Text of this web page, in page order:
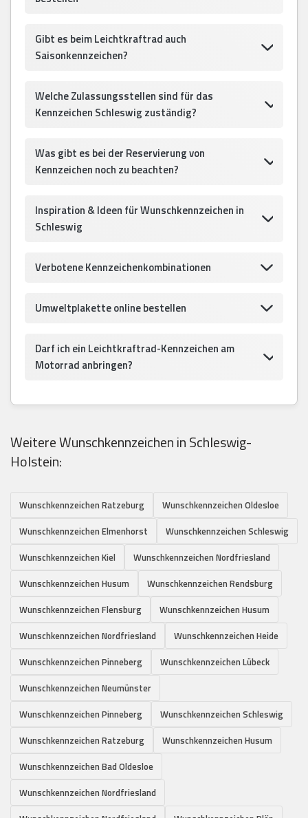
Gibt es beim Leichtkraftrad auch
Saisonkennzeichen?
Welche Zulassungsstellen sind für das
Kennzeichen Schleswig zuständig?
Was gibt es bei der Reservierung von
Kennzeichen noch zu beachten?
Inspiration & Ideen für Wunschkennzeichen in
Schleswig
Verbotene Kennzeichenkombinationen
Umweltplakette online bestellen
Darf ich ein Leichtkraftrad-Kennzeichen am
Motorrad anbringen?
Weitere Wunschkennzeichen in Schleswig-
Holstein:
Wunschkennzeichen Ratzeburg
Wunschkennzeichen Oldesloe
Wunschkennzeichen Elmenhorst
Wunschkennzeichen Schleswig
Wunschkennzeichen Kiel
Wunschkennzeichen Nordfriesland
Wunschkennzeichen Husum
Wunschkennzeichen Rendsburg
Wunschkennzeichen Flensburg
Wunschkennzeichen Husum
Wunschkennzeichen Nordfriesland
Wunschkennzeichen Heide
Wunschkennzeichen Pinneberg
Wunschkennzeichen Lübeck
Wunschkennzeichen Neumünster
Wunschkennzeichen Pinneberg
Wunschkennzeichen Schleswig
Wunschkennzeichen Ratzeburg
Wunschkennzeichen Husum
Wunschkennzeichen Bad Oldesloe
Wunschkennzeichen Nordfriesland